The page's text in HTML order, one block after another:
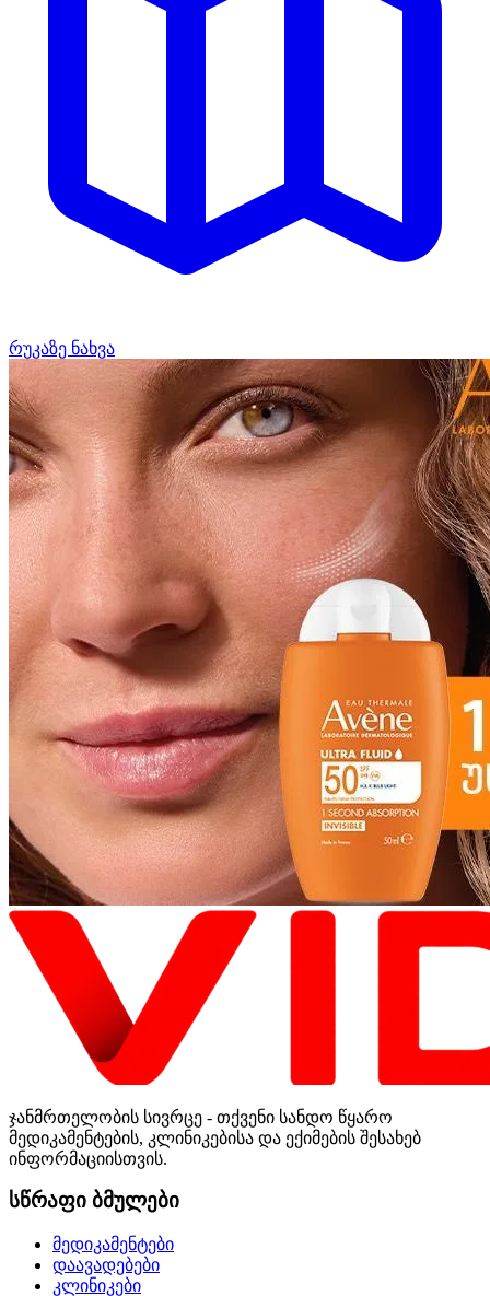
რუკაზე ნახვა
ჯანმრთელობის სივრცე - თქვენი სანდო წყარო
მედიკამენტების, კლინიკებისა და ექიმების შესახებ
ინფორმაციისთვის.
სწრაფი ბმულები
მედიკამენტები
დაავადებები
კლინიკები